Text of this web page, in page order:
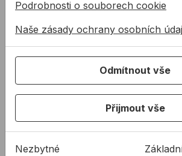
Průvodce pro opravu zasklení DOWSIL
SAAP Souprava DOWSIL 993 KIT
Sada na opravu strukturálního zasklení
statického směšovače DOWSIL 993 KIT
Technický list pro silikonové lepidlo
POP DOWSIL 993
Prohlášení o parametrech pro
DOWSIL 993
Podrobnosti o souborech cookie
Naše zásady ochrany osobních
Odmítnout vše
Přijmout vše
Nezbytné